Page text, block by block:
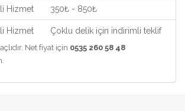
Hizmet 350₺ - 850₺
Hizmet Çoklu delik için indirimli teklif
Net fiyat için 0535 260 58 48